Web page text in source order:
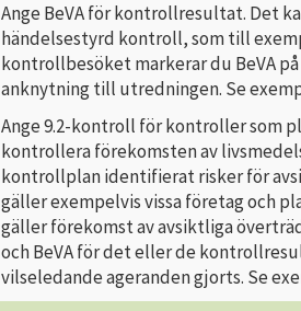
Ange BeVA för kontrollresultat. Det
händelsestyrd kontroll, som till
kontrollbesöket markerar du BeVA
anknytning till utredningen. Se
Ange 9.2-kontroll för kontroller som
kontrollera förekomsten av
kontrollplan identifierat risker för
gäller exempelvis vissa företag och
gäller förekomst av avsiktliga
och BeVA för det eller de
vilseledande ageranden gjorts. Se